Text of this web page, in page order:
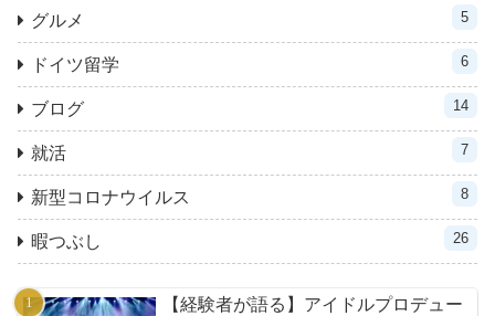
グルメ 5
ドイツ留学 6
ブログ 14
就活 7
新型コロナウイルス 8
暇つぶし 26
【経験者が語る】アイドルプロデュー